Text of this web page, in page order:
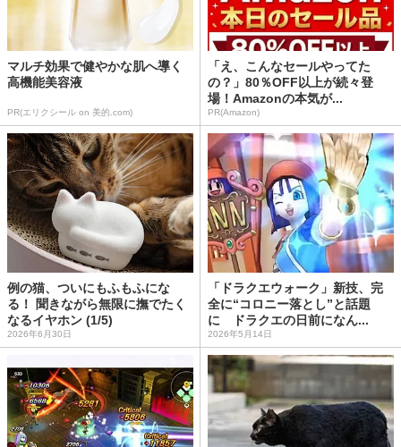
マルチ効果で健やかな肌へ導く
高機能美容液
PR(エリクシール on 美的.com)
「え、こんなセールやってた
の？」80％OFF以上が続々登
場！Amazonの本気が...
PR(Amazon)
例の猫、ついにもふもふにな
る！ 聞きながら無限に撫でたく
なるイヤホン (1/5)
2026年6月30日
「ドラクエウォーク」新技、完
全に“コロニー落とし”と話題
に ドラクエの日前になん...
2026年5月14日